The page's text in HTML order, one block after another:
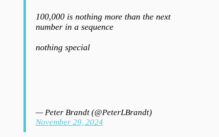
100,000 is nothing more than the next
number in a sequence
nothing special
— Peter Brandt (@PeterLBrandt)
November 29, 2024